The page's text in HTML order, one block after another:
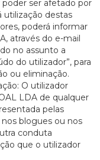
ser afetado por
utilização destas
poderá informar
através do e-mail
no assunto a
do utilizador”, para
ou eliminação.
O utilizador
LDA de qualquer
pelas
blogues ou nos
conduta
que o utilizador